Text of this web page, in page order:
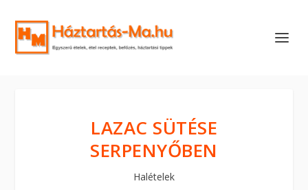
LAZAC SÜTÉSE
SERPENYŐBEN
Halételek